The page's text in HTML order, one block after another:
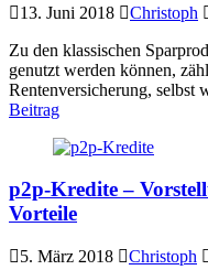
13. Juni 2018 Christoph
Zu den klassischen
genutzt werden können,
Rentenversicherung, selbst
Beitrag
p2p-Kredite –
Vorteile
5. März 2018 Christoph